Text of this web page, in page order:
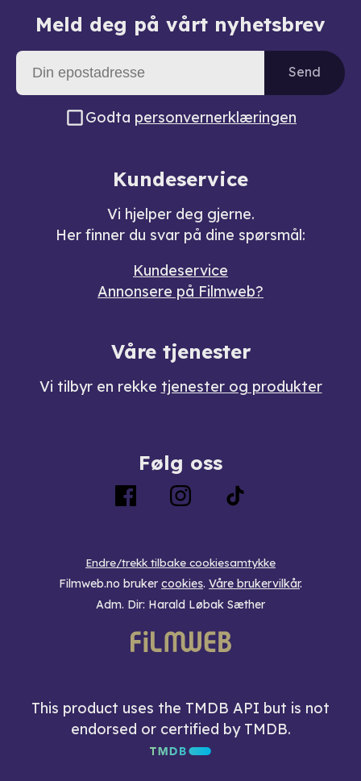
Meld deg på vårt nyhetsbrev
Send
Godta personvernerklæringen
Kundeservice
Vi hjelper deg gjerne.
Her finner du svar på dine spørsmål:
Kundeservice
Annonsere på Filmweb?
Våre tjenester
Vi tilbyr en rekke tjenester og produkter
Følg oss
Endre/trekk tilbake cookiesamtykke
Filmweb.no bruker cookies. Våre brukervilkår.
Adm. Dir: Harald Løbak Sæther
This product uses the TMDB API but is not
endorsed or certified by TMDB.